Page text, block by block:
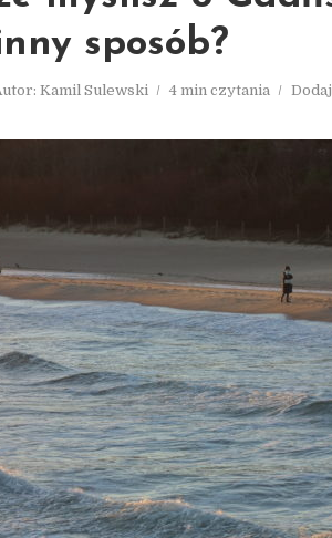
sposób?
Kamil Sulewski 4 min czytania